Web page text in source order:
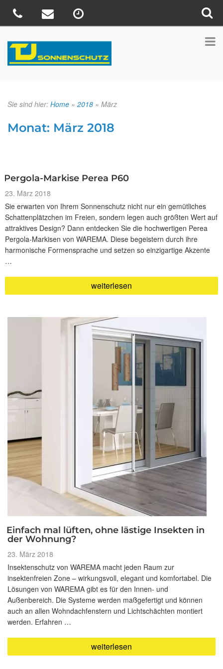
Sie sind hier: Home » 2018 » März
Monat: März 2018
Pergola-Markise Perea P60
Veröffentlicht
am
23. März 2018
Sie erwarten von Ihrem Sonnenschutz nicht nur ein gemütliches
Schattenplätzchen im Freien, sondern legen auch größten Wert auf
attraktives Design? Dann entdecken Sie die hochwertigen Perea
Pergola-Markisen von WAREMA. Diese begeistern durch ihre
harmonische Formensprache und setzen so einzigartige Akzente
…
„Pergola-
Markise
weiterlesen
Einfach mal lüften, ohne lästige Insekten in
der Wohnung?
Veröffentlicht
am
23. März 2018
Insektenschutz von WAREMA macht jeden Raum zur
insektenfreien Zone – wirkungsvoll, elegant und komfortabel. Die
Lösungen von WAREMA gibt es für den Innen- und
Außenbereich. Die Systeme werden maßgefertigt und können
auch an allen Wohndachfenstern und Lichtschächten montiert
werden. Erfahren …
„Einfach
mal
weiterlesen